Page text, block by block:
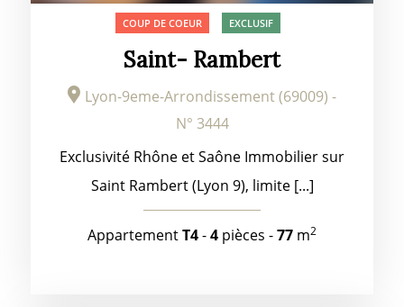
COUP DE COEUR EXCLUSIF
Saint- Rambert
Lyon-9eme-Arrondissement (69009) -
N° 3444
Exclusivité Rhône et Saône Immobilier sur
Saint Rambert (Lyon 9), limite [...]
AppartementT4-4 pièces -77 m2